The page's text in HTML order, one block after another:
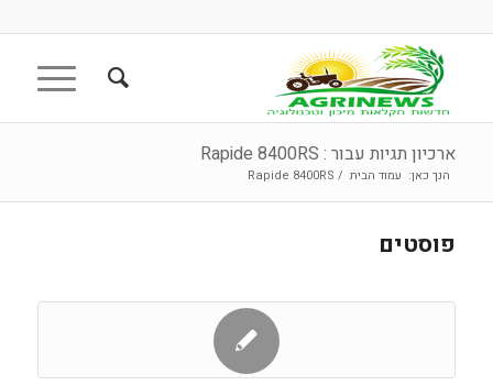
ארכיון תגיות עבור : Rapide 8400RS
הנך כאן: עמוד הבית /
Rapide 8400RS
פוסטים